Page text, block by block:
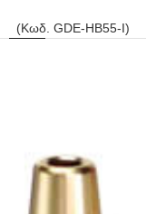
(Κωδ. GDE-HB55-I)